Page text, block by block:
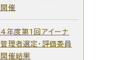
催
年度第1回アイーナ
理者選定・評価委員
催結果